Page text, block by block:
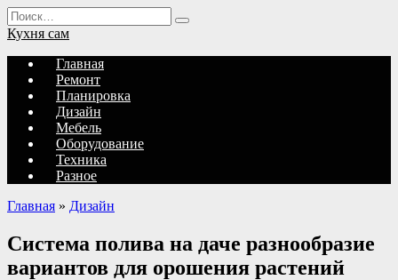
Перейти
к
содержанию
Search
for:
Кухня сам
Главная
Ремонт
Планировка
Дизайн
Мебель
Оборудование
Техника
Разное
Главная » Дизайн
Система полива на даче разнообразие
вариантов для орошения растений